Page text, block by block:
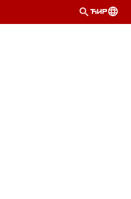
ЋИР